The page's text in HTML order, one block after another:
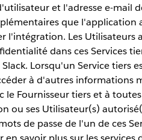
et l'adresse e-mail
que l'application
l'intégration. Les Utilisateurs
dans ces Services
Lorsqu'un Service tiers
à d'autres informations
le Fournisseur tiers et à
ou ses Utilisateur(s)
de passe de l'un de ces